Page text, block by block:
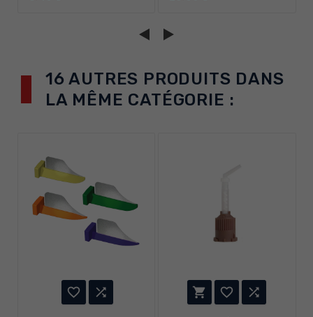
16 AUTRES PRODUITS DANS
LA MÊME CATÉGORIE :
    